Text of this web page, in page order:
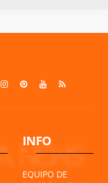
INFO
EQUIPO DE